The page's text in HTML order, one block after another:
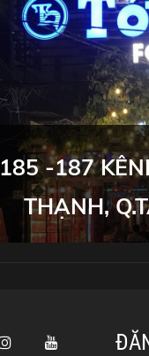
185 -187
THẠNH,